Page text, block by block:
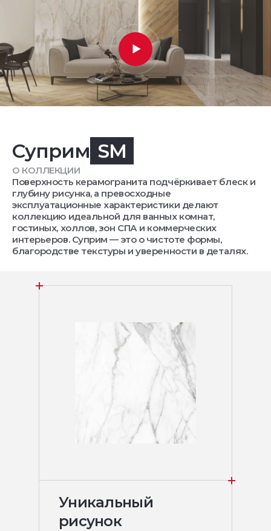
Суприм SM
О КОЛЛЕКЦИИ
Поверхность керамогранита подчёркивает блеск и
глубину рисунка, а превосходные
эксплуатационные характеристики делают
коллекцию идеальной для ванных комнат,
гостиных, холлов, зон СПА и коммерческих
интерьеров. Суприм — это о чистоте формы,
благородстве текстуры и уверенности в деталях.
Уникальный
рисунок